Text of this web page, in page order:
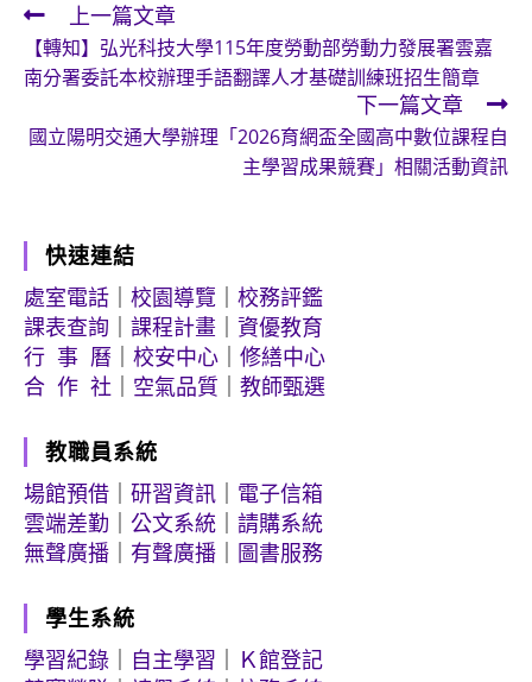
Read
more
articles
上一篇文章
【轉知】弘光科技大學115年度勞動部勞動力發展署雲嘉
南分署委託本校辦理手語翻譯人才基礎訓練班招生簡章
下一篇文章
國立陽明交通大學辦理「2026育網盃全國高中數位課程自
主學習成果競賽」相關活動資訊
快速連結
處室電話
校園導覽
校務評鑑
課表查詢
課程計畫
資優教育
行 事 曆
校安中心
修繕中心
合 作 社
空氣品質 教師甄選
教職員系統
場館預借
研習資訊
電子信箱
雲端差勤
公文系統
請購系統
無聲廣播
有聲廣播 圖書服務
學生系統
學習紀錄
自主學習
Ｋ館登記